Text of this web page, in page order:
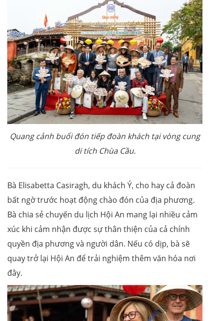
Quang cảnh buổi đón tiếp đoàn khách tại vòng cung
di tích Chùa Cầu.
Bà Elisabetta Casiragh, du khách Ý, cho hay cả đoàn
bất ngờ trước hoạt động chào đón của địa phương.
Bà chia sẻ chuyến du lịch Hội An mang lại nhiều cảm
xúc khi cảm nhận được sự thân thiện của cả chính
quyền địa phương và người dân. Nếu có dịp, bà sẽ
quay trở lại Hội An để trải nghiệm thêm văn hóa nơi
đây.